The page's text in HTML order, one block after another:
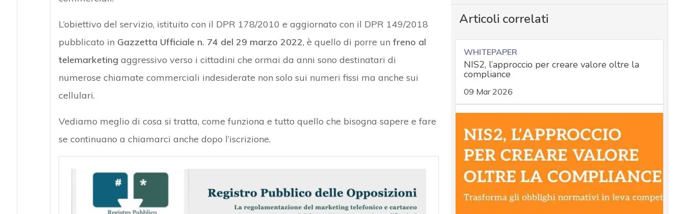
L’obiettivo del servizio, istituito con il DPR 178/2010 e aggiornato con il DPR 149/2018
pubblicato in Gazzetta Ufficiale n. 74 del 29 marzo 2022, è quello di porre un freno al
telemarketing aggressivo verso i cittadini che ormai da anni sono destinatari di
numerose chiamate commerciali indesiderate non solo sui numeri fissi ma anche sui
cellulari.
Vediamo meglio di cosa si tratta, come funziona e tutto quello che bisogna sapere e fare
se continuano a chiamarci anche dopo l’iscrizione.
Articoli correlati
WHITEPAPER
NIS2, l’approccio per creare valore oltre la
compliance
09 Mar 2026